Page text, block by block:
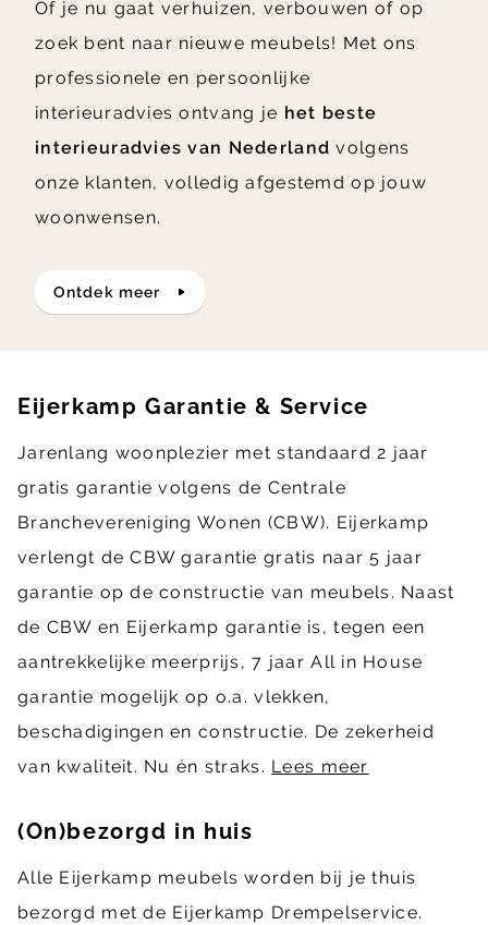
Of je nu gaat verhuizen, verbouwen of op
zoek bent naar nieuwe meubels! Met ons
professionele en persoonlijke
interieuradvies ontvang je het beste
interieuradvies van Nederland volgens
onze klanten, volledig afgestemd op jouw
woonwensen.
ontdek meer
Eijerkamp Garantie & Service
Jarenlang woonplezier met standaard 2 jaar
gratis garantie volgens de Centrale
Branchevereniging Wonen (CBW). Eijerkamp
verlengt de CBW garantie gratis naar 5 jaar
garantie op de constructie van meubels. Naast
de CBW en Eijerkamp garantie is, tegen een
aantrekkelijke meerprijs, 7 jaar All in House
garantie mogelijk op o.a. vlekken,
beschadigingen en constructie. De zekerheid
van kwaliteit. Nu én straks. Lees meer
(On)bezorgd in huis
Alle Eijerkamp meubels worden bij je thuis
bezorgd met de Eijerkamp Drempelservice.